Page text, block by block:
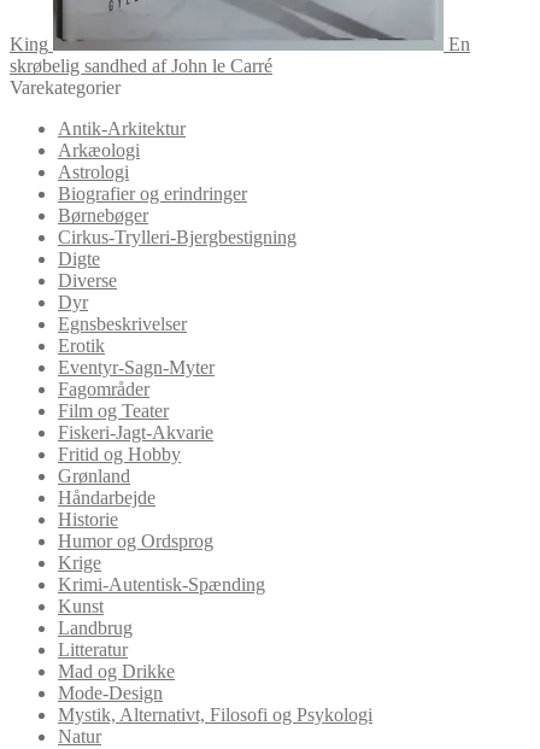
King
En
skrøbelig sandhed af John le Carré
Varekategorier
Antik-Arkitektur
Arkæologi
Astrologi
Biografier og erindringer
Børnebøger
Cirkus-Trylleri-Bjergbestigning
Digte
Diverse
Dyr
Egnsbeskrivelser
Erotik
Eventyr-Sagn-Myter
Fagområder
Film og Teater
Fiskeri-Jagt-Akvarie
Fritid og Hobby
Grønland
Håndarbejde
Historie
Humor og Ordsprog
Krige
Krimi-Autentisk-Spænding
Kunst
Landbrug
Litteratur
Mad og Drikke
Mode-Design
Mystik, Alternativt, Filosofi og Psykologi
Natur